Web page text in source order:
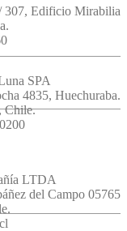
307, Edificio Mirabilia
SPA
4835, Huechuraba.
Chile.
LTDA
del Campo 05765